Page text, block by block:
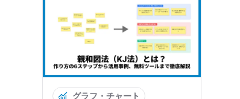
グラフ・チャート